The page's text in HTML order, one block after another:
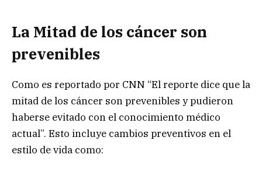
La Mitad de los cáncer son
prevenibles
Como es reportado por CNN “El reporte dice que la
mitad de los cáncer son prevenibles y pudieron
haberse evitado con el conocimiento médico
actual”. Esto incluye cambios preventivos en el
estilo de vida como: